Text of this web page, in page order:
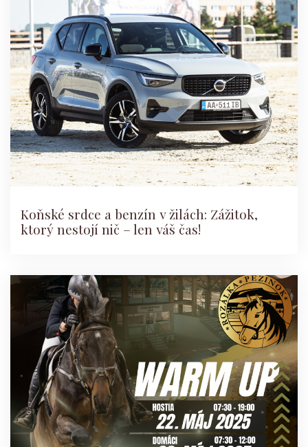
Koňské srdce a benzín v žilách: Zážitok,
ktorý nestojí nič – len váš čas!